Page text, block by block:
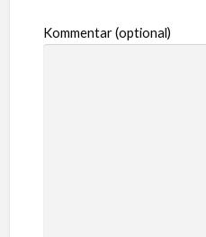
Kommentar (optional)